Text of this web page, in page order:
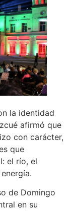
la identidad
afirmó que
con carácter,
que
el río, el
de Domingo
en su